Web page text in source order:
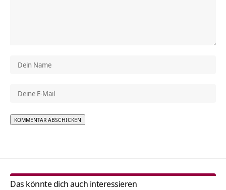
Das könnte dich auch interessieren